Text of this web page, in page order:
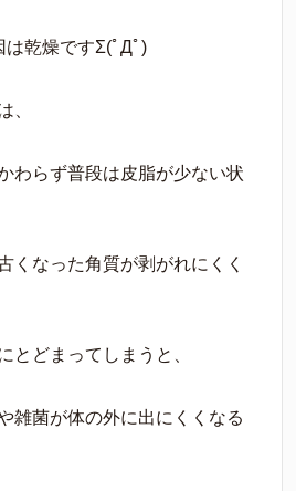
は乾燥ですΣ(ﾟДﾟ)
、
わらず普段は皮脂が少ない状
くなった角質が剥がれにくく
とどまってしまうと、
雑菌が体の外に出にくくなる